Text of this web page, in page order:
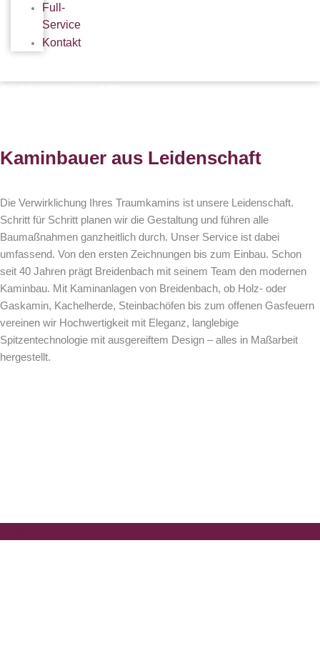
Full-
Service
Kontakt
Kaminbauer aus Leidenschaft
Die Verwirklichung Ihres Traumkamins ist unsere Leidenschaft.
Schritt für Schritt planen wir die Gestaltung und führen alle
Baumaßnahmen ganzheitlich durch. Unser Service ist dabei
umfassend. Von den ersten Zeichnungen bis zum Einbau. Schon
seit 40 Jahren prägt Breidenbach mit seinem Team den modernen
Kaminbau. Mit Kaminanlagen von Breidenbach, ob Holz- oder
Gaskamin, Kachelherde, Steinbachöfen bis zum offenen Gasfeuern
vereinen wir Hochwertigkeit mit Eleganz, langlebige
Spitzentechnologie mit ausgereiftem Design – alles in Maßarbeit
hergestellt.